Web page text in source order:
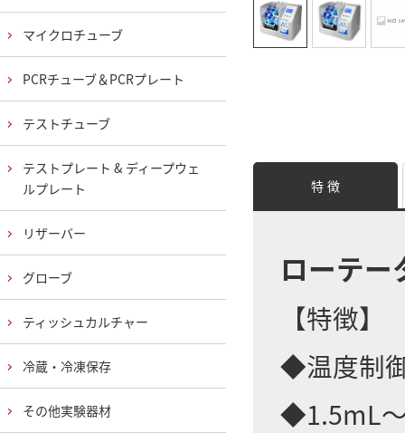
特 徴
ローテ
【特徴】
◆温度制
◆1.5mL
マイクロチューブ
PCRチューブ＆PCRプレート
テストチューブ
テストプレート & ディープウェ
ルプレート
リザーバー
グローブ
ティッシュカルチャー
冷蔵・冷凍保存
その他実験器材